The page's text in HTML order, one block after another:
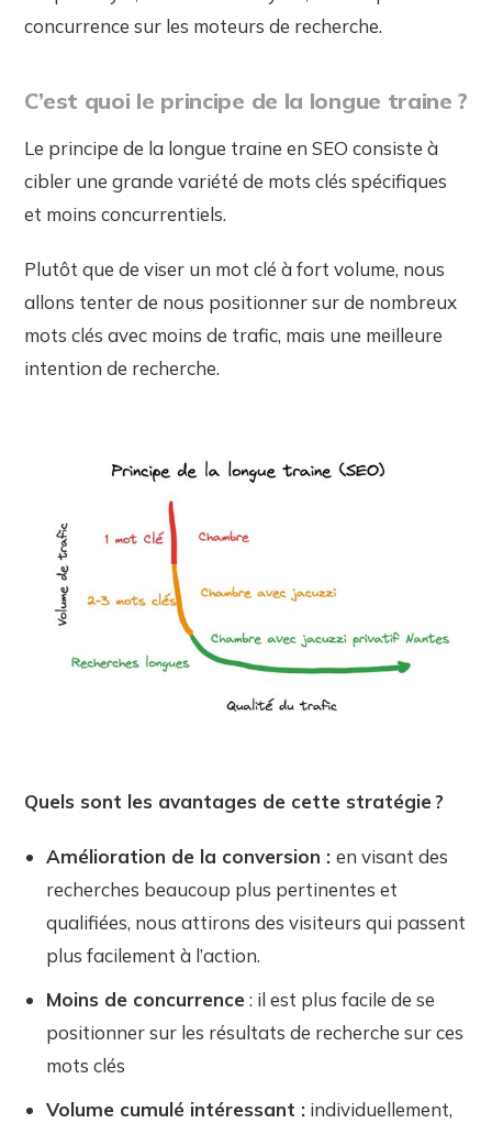
concurrence sur les moteurs de recherche.
C’est quoi le principe de la longue traine ?
Le principe de la longue traine en SEO consiste à
cibler une grande variété de mots clés spécifiques
et moins concurrentiels.
Plutôt que de viser un mot clé à fort volume, nous
allons tenter de nous positionner sur de nombreux
mots clés avec moins de trafic, mais une meilleure
intention de recherche.
Quels sont les avantages de cette stratégie ?
Amélioration de la conversion :en visant des
recherches beaucoup plus pertinentes et
qualifiées, nous attirons des visiteurs qui passent
plus facilement à l’action.
Moins de concurrence: il est plus facile de se
positionner sur les résultats de recherche sur ces
mots clés
Volume cumulé intéressant : individuellement,